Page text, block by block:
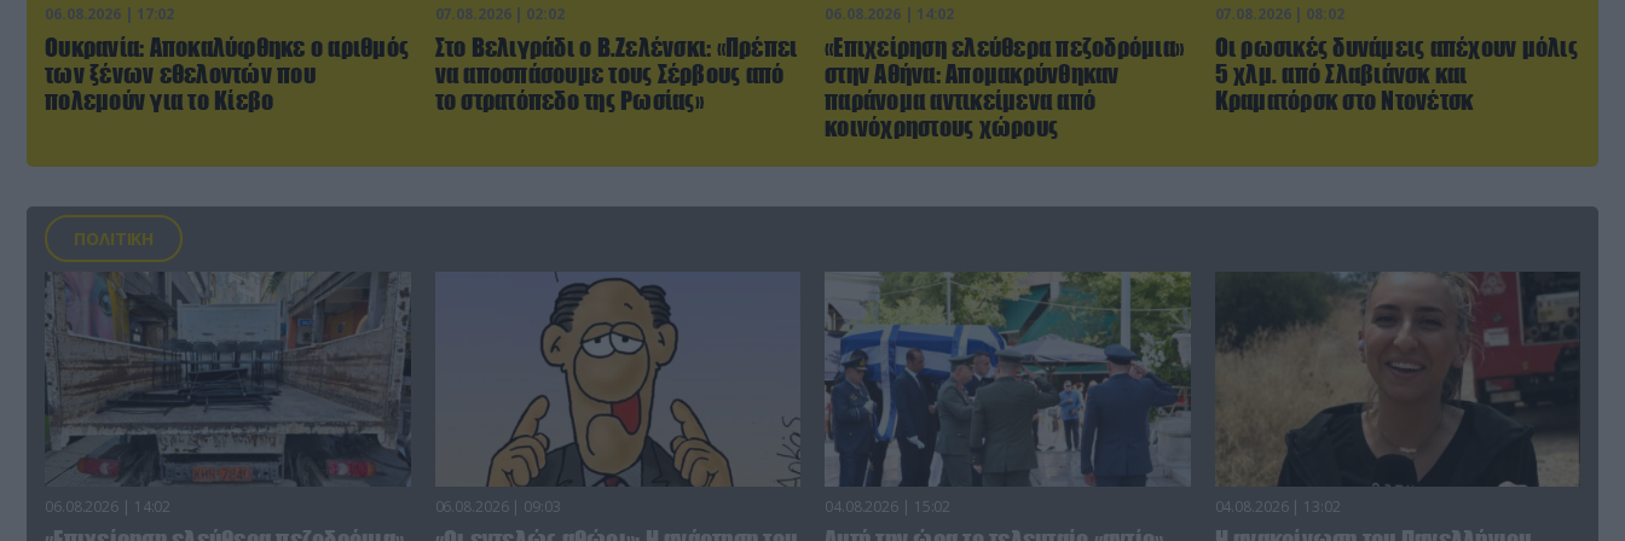
06.08.2026 | 17:02
Ουκρανία: Αποκαλύφθηκε ο αριθμός
των ξένων εθελοντών που
πολεμούν για το Κίεβο
07.08.2026 | 02:02
Στο Βελιγράδι ο Β.Ζελένσκι: «Πρέπει
να αποσπάσουμε τους Σέρβους από
το στρατόπεδο της Ρωσίας»
06.08.2026 | 14:02
«Επιχείρηση ελεύθερα πεζοδρόμια»
στην Αθήνα: Απομακρύνθηκαν
παράνομα αντικείμενα από
κοινόχρηστους χώρους
07.08.2026 | 08:02
Οι ρωσικές δυνάμεις απέχουν μόλις
5 χλμ. από Σλαβιάνσκ και
Κραματόρσκ στο Ντονέτσκ
ΠΟΛΙΤΙΚΗ
06.08.2026 | 14:02 06.08.2026 | 09:03 04.08.2026 | 15:02 04.08.2026 | 13:02